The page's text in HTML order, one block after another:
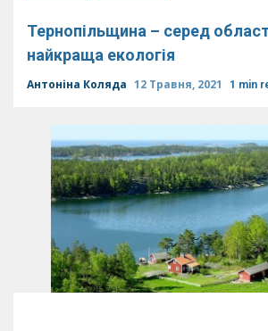
Тернопільщина – серед
найкраща екологія
Антоніна Коляда 12 Травня, 2021 1 min